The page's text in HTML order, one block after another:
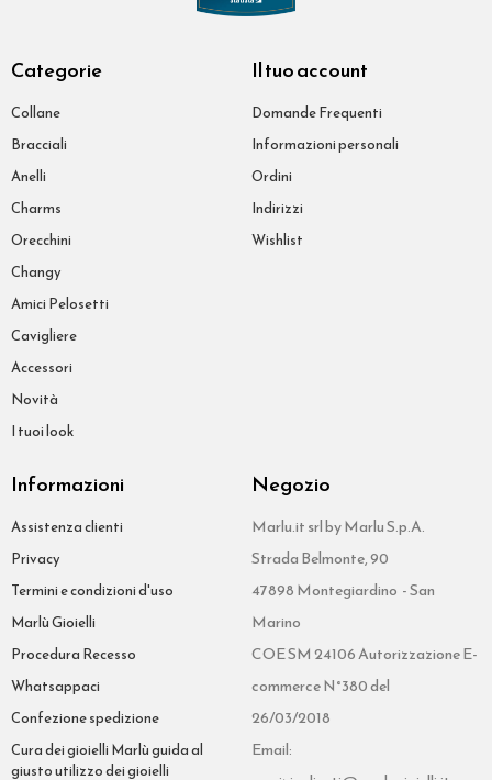
Categorie
Collane
Bracciali
Anelli
Charms
Orecchini
Changy
Amici Pelosetti
Cavigliere
Accessori
Novità
I tuoi look
Il tuo account
Domande Frequenti
Informazioni personali
Ordini
Indirizzi
Wishlist
Informazioni
Assistenza clienti
Privacy
Termini e condizioni d'uso
Marlù Gioielli
Procedura Recesso
Whatsappaci
Confezione spedizione
Cura dei gioielli Marlù guida al
giusto utilizzo dei gioielli
Negozio
Marlu.it srl by Marlu S.p.A.
Strada Belmonte, 90
47898 Montegiardino - San
Marino
COE SM 24106 Autorizzazione E-
commerce N°380 del
26/03/2018
Email: